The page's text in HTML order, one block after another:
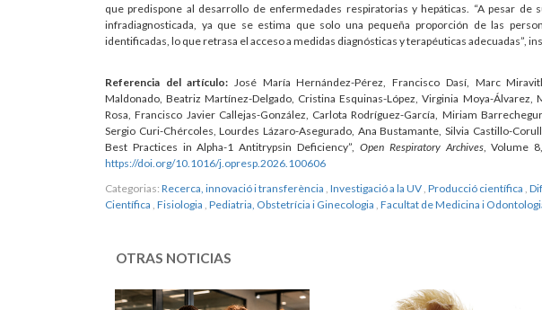
que predispone al desarrollo de enfermedades respiratorias y hepáticas. “A pesar de
infradiagnosticada, ya que se estima que solo una pequeña proporción de las
identificadas, lo que retrasa el acceso a medidas diagnósticas y terapéuticas adecuadas”,
Referencia del artículo: José María Hernández-Pérez, Francisco Dasí, Marc
Maldonado, Beatriz Martínez-Delgado, Cristina Esquinas-López, Virginia Moya-Álvarez,
Rosa, Francisco Javier Callejas-González, Carlota Rodríguez-García, Miriam
Sergio Curi-Chércoles, Lourdes Lázaro-Asegurado, Ana Bustamante, Silvia Castillo-
Best Practices in Alpha-1 Antitrypsin Deficiency”, Open Respiratory Archives, Volume
https://doi.org/10.1016/j.opresp.2026.100606
Categorias: Recerca, innovació i transferència Investigació a la UV Producció científica
Científica Fisiologia Pediatria, Obstetrícia i Ginecologia Facultat de Medicina i
OTRAS NOTICIAS